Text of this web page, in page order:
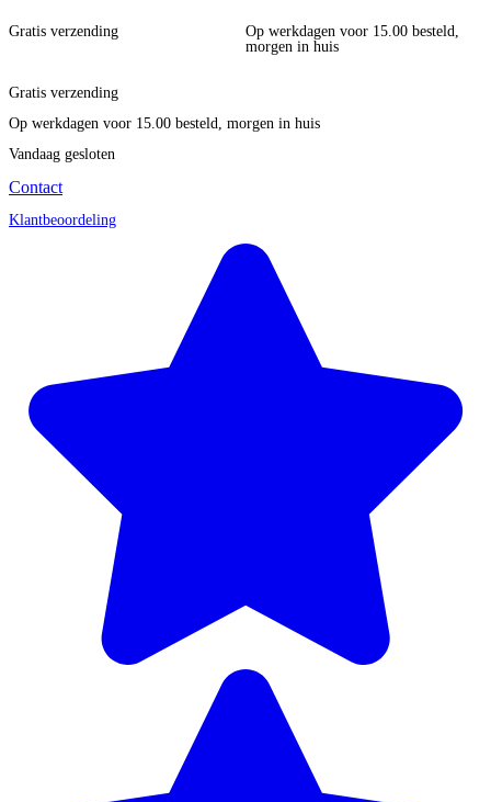
Gratis verzending
Op werkdagen voor 15.00 besteld,
morgen in huis
Gratis verzending
Op werkdagen voor 15.00 besteld, morgen in huis
Vandaag gesloten
Contact
Klantbeoordeling